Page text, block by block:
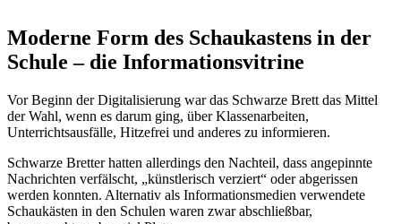
Moderne Form des Schaukastens in der
Schule – die Informationsvitrine
Vor Beginn der Digitalisierung war das Schwarze Brett das Mittel
der Wahl, wenn es darum ging, über Klassenarbeiten,
Unterrichtsausfälle, Hitzefrei und anderes zu informieren.
Schwarze Bretter hatten allerdings den Nachteil, dass angepinnte
Nachrichten verfälscht, „künstlerisch verziert“ oder abgerissen
werden konnten. Alternativ als Informationsmedien verwendete
Schaukästen in den Schulen waren zwar abschließbar,